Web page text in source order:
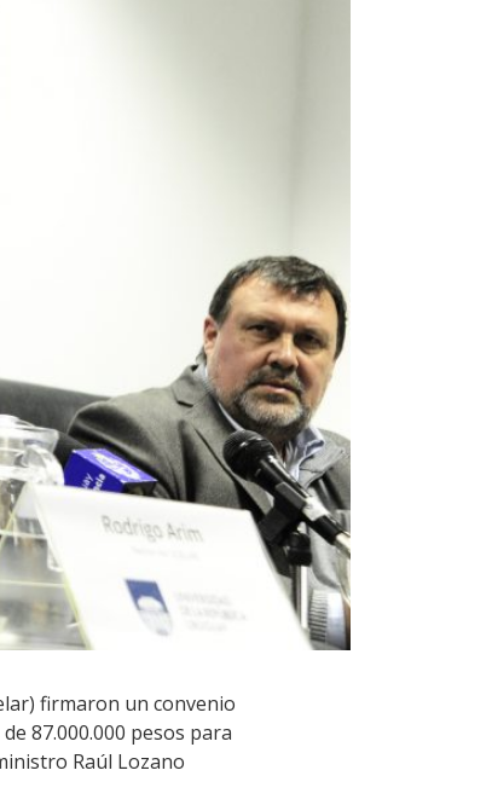
firmaron un convenio
87.000.000 pesos para
Raúl Lozano